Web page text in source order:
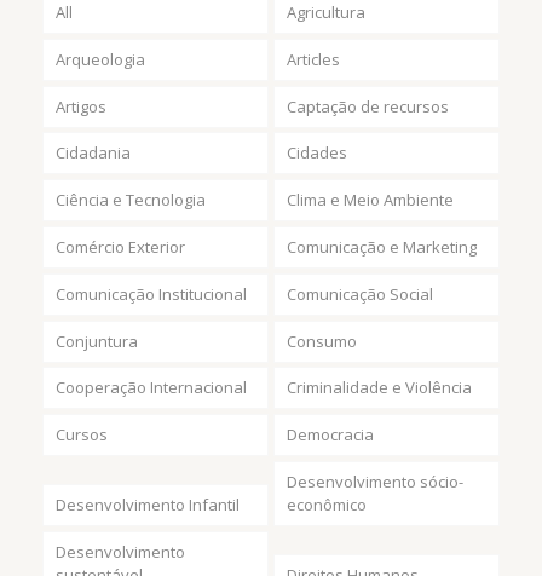
All Agricultura
Arqueologia Articles
Artigos Captação de recursos
Cidadania Cidades
Ciência e Tecnologia Clima e Meio Ambiente
Comércio Exterior Comunicação e Marketing
Comunicação Institucional Comunicação Social
Conjuntura Consumo
Cooperação Internacional Criminalidade e Violência
Cursos Democracia
Desenvolvimento Infantil
Desenvolvimento sócio-
econômico
Desenvolvimento